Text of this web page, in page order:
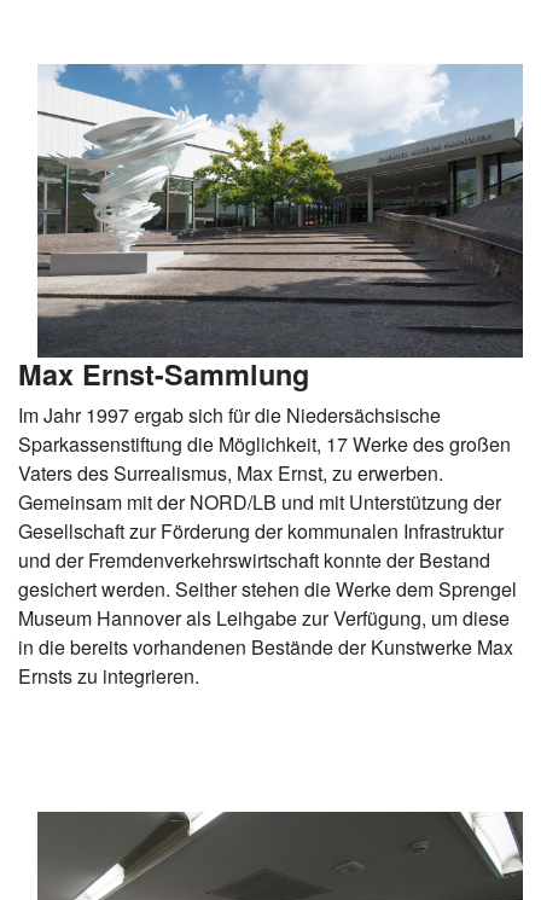
Max Ernst-Sammlung
Im Jahr 1997 ergab sich für die Niedersächsische
Sparkassenstiftung die Möglichkeit, 17 Werke des großen
Vaters des Surrealismus, Max Ernst, zu erwerben.
Gemeinsam mit der NORD/LB und mit Unterstützung der
Gesellschaft zur Förderung der kommunalen Infrastruktur
und der Fremdenverkehrswirtschaft konnte der Bestand
gesichert werden. Seither stehen die Werke dem Sprengel
Museum Hannover als Leihgabe zur Verfügung, um diese
in die bereits vorhandenen Bestände der Kunstwerke Max
Ernsts zu integrieren.